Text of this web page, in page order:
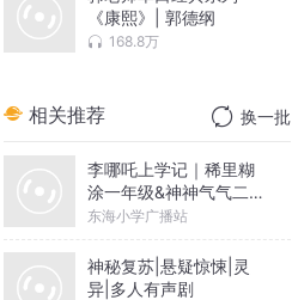
《康熙》| 郭德纲
168.8万
相关推荐 换一批
李哪吒上学记｜稀里糊
涂一年级&神神气气二年
级
东海小学广播站
神秘复苏|悬疑惊悚|灵
异|多人有声剧